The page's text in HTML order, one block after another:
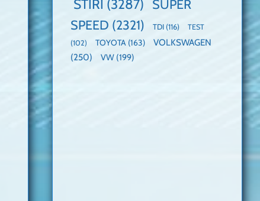
STIRI (3287)
SUPER
SPEED (2321) TDI (116)
TEST
(102)
TOYOTA (163)
VOLKSWAGEN
(250)
VW (199)